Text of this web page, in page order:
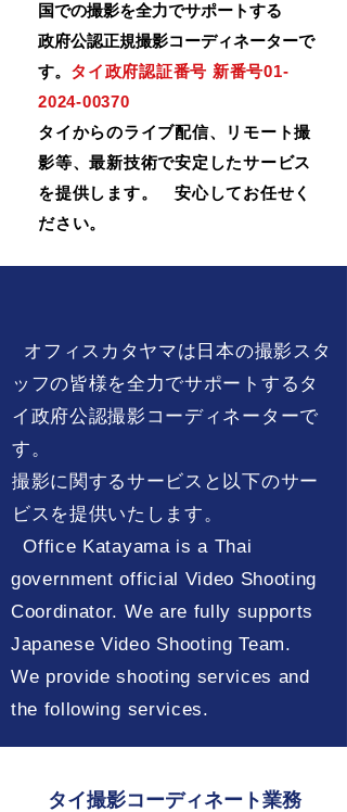
国での撮影を全力でサポートする
政府公認正規撮影コーディネーターで
す。 タイ政府認証番号 新番号01-
2024-00370
​タイからのライブ配信、リモート撮
影等、最新技術で安定したサービス
を提供します。 安心してお任せく
ださい。
サービス一覧/Our Service
オフィスカタヤマは日本の撮影スタ
ッフの皆様を全力でサポートするタ
イ政府公認撮影コーディネーターで
す。
撮影に関するサービスと以下のサー
ビスを提供いたします。
Office Katayama is a Thai
government official Video Shooting
Coordinator. We are fully supports
Japanese Video Shooting Team.
We provide shooting services and
the following services.
タイ撮影コーディネート業務